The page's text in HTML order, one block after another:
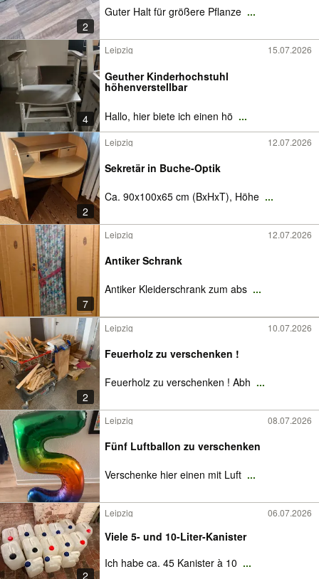
2
Guter Halt für größere Pflanze ...
4
Leipzig 15.07.2026
Geuther Kinderhochstuhl
höhenverstellbar
Hallo, hier biete ich einen hö ...
2
Leipzig 12.07.2026
Sekretär in Buche-Optik
Ca. 90x100x65 cm (BxHxT), Höhe ...
7
Leipzig 12.07.2026
Antiker Schrank
Antiker Kleiderschrank zum abs ...
2
Leipzig 10.07.2026
Feuerholz zu verschenken !
Feuerholz zu verschenken ! Abh ...
Leipzig 08.07.2026
Fünf Luftballon zu verschenken
Verschenke hier einen mit Luft ...
2
Leipzig 06.07.2026
Viele 5- und 10-Liter-Kanister
Ich habe ca. 45 Kanister à 10 ...